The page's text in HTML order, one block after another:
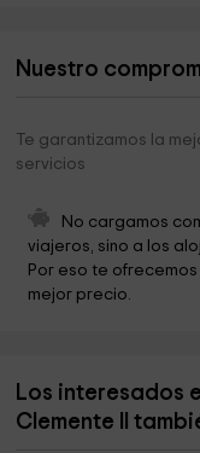
Ermita De La Soledad
Pinar De Montejo De La
Ayuntamiento De
Parroquia de San Pedro
Laguna del Salmoral
Iglesia de San Nicolás
Nuestro
Te garantizamos la
servicios
No cargamos
viajeros, sino a los
Por eso te ofrecemos
mejor precio.
Los interesados
Clemente II